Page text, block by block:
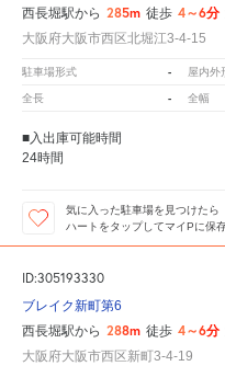
西長堀駅から 285m 徒歩 4～6分
大阪府大阪市西区北堀江3-4-15
駐車場形式 - 屋内外
全長 - 全幅
■入出庫可能時間
24時間
気に入った駐車場を見つけたら
ハートをタップしてマイPに保
ID:305193330
ブレイク新町第6
西長堀駅から 288m 徒歩 4～6分
大阪府大阪市西区新町3-4-19